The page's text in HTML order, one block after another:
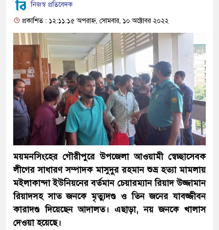
নিজস্ব প্রতিবেদক
প্রকাশিত : ১২:১১:১৫ অপরাহ্ন, সোমবার, ১০ অক্টোবর ২০২২
ময়মনসিংহের গৌরীপুরে উপজেলা আওয়ামী স্বেচ্ছাসেবক
লীগের সাধারণ সম্পাদক মাসুদুর রহমান শুভ্র হত্যা মামলায়
মইলাকান্দা ইউনিয়নের বর্তমান চেয়ারম্যান রিয়াদ উজ্জামান
রিয়াদসহ সাত জনকে মৃত্যুদণ্ড ও তিন জনের যাবজ্জীবন
কারাদণ্ড দিয়েছেন আদালত। এছাড়া, নয় জনকে খালাস
দেওয়া হয়েছে।